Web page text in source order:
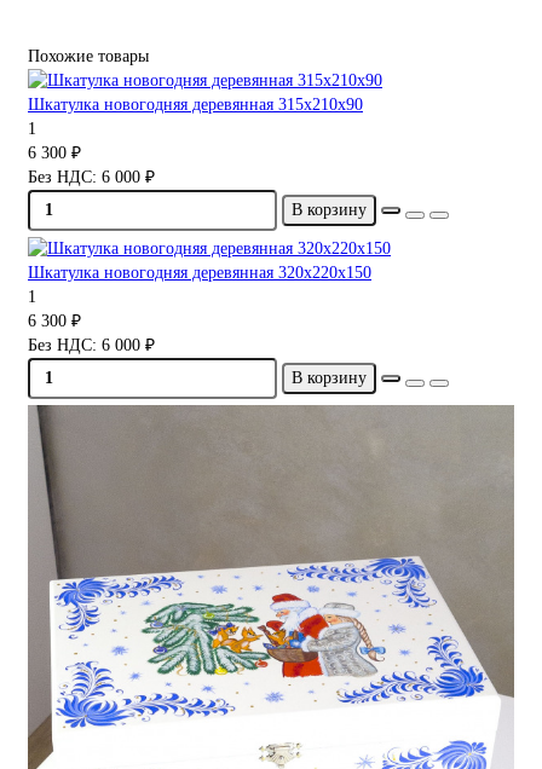
Похожие товары
Шкатулка новогодняя деревянная 315х210х90
1
6 300 ₽
Без НДС: 6 000 ₽
В корзину
Шкатулка новогодняя деревянная 320х220х150
1
6 300 ₽
Без НДС: 6 000 ₽
В корзину